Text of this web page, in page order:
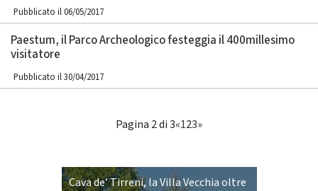
Pubblicato il 06/05/2017
Paestum, il Parco Archeologico festeggia il 400millesimo
visitatore
Pubblicato il 30/04/2017
Pagina 2 di 3«123»
Cava de’ Tirreni, la Villa Vecchia oltre